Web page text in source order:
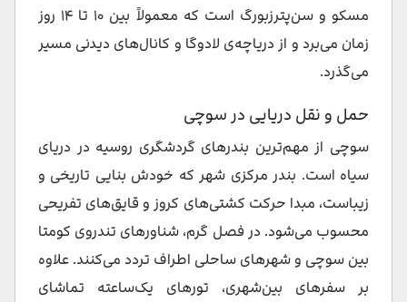
مسکو و سن‌پترزبورگ است که معمولاً بین ۱۰ تا ۱۴ روز
زمان می‌برد و از دریاچه‌ی لادوگا و کانال‌های دیدنی مسیر
می‌گذرد.
حمل و نقل دریایی در سوچی
سوچی از مهم‌ترین بندرهای گردشگری روسیه در دریای
سیاه است. بندر مرکزی شهر که خودش بنایی تاریخی و
زیباست، مبدا حرکت کشتی‌های کروز و قایق‌های تفریحی
محسوب می‌شود. در فصل گرم، شناورهای تندروی کومتا
بین سوچی و شهرهای ساحلی اطراف تردد می‌کنند. علاوه
بر سفرهای بین‌شهری، تورهای یک‌ساعته‌ تماشای